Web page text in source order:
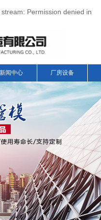
Permission denied in
新闻中心 厂房设备